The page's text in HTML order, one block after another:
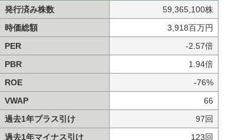
発行済み株数
59,365,100株
時価総額
3,918百万円
PER
-2.57倍
PBR
1.94倍
ROE
-76%
VWAP
66
過去1年プラス引け
97回
過去1年マイナス引け
123回